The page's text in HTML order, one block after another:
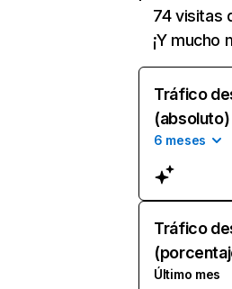
74 visitas
¡Y mucho
Tráfico
(absoluto)
6 meses
Tráfico
Último mes